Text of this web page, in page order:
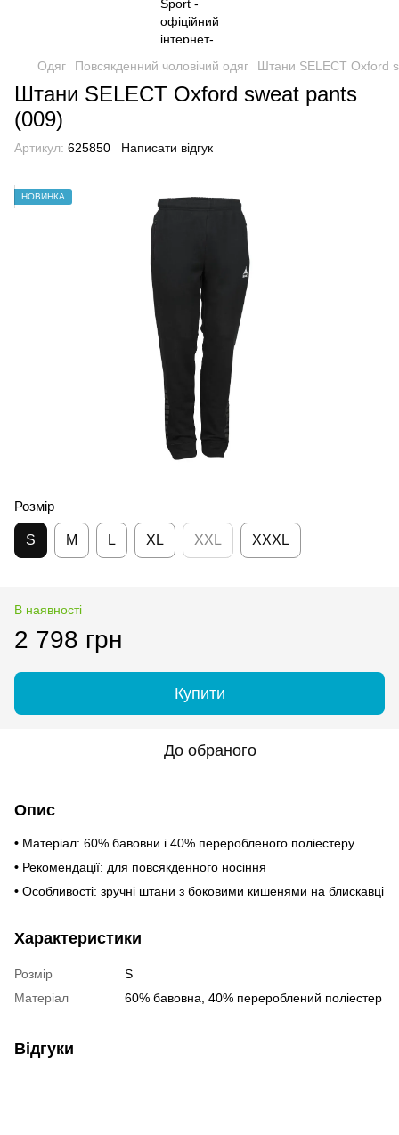
Одяг Повсякденний чоловічий одяг Штани SELECT Oxford
Штани SELECT Oxford sweat pants
(009)
Артикул: 625850 Написати відгук
НОВИНКА
Розмір
S M L XL XXL XXXL
В наявності
2 798 грн
Купити
До обраного
Опис
• Матеріал: 60% бавовни і 40% переробленого поліестеру
• Рекомендації: для повсякденного носіння
• Особливості: зручні штани з боковими кишенями на блискавці
Характеристики
Розмір
S
Матеріал
60% бавовна, 40% перероблений поліестер
Відгуки